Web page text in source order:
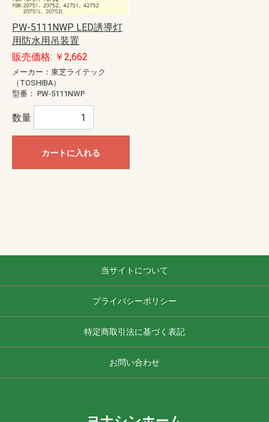
PW-5111NWP LED誘導灯
用防水用吊装置
販売価格: ￥2,662
メーカー：東芝ライテック
（TOSHIBA）
型番： PW-5111NWP
数量
カートに入れる
当サイトについて
プライバシーポリシー
特定商取引法に基づく表記
お問い合わせ